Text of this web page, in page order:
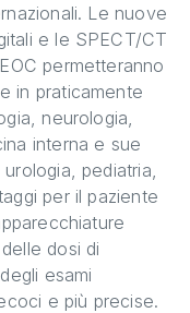
Le nuove
e le SPECT/CT
permetteranno
in praticamente
neurologia,
interna e sue
pediatria,
per il paziente
dosi di
esami
e più precise.